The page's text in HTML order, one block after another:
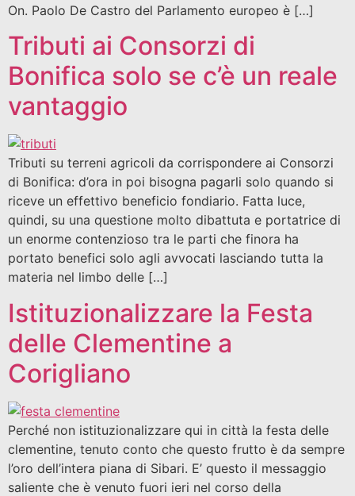
On. Paolo De Castro del Parlamento europeo è […]
Tributi ai Consorzi di
Bonifica solo se c’è un reale
vantaggio
Tributi su terreni agricoli da corrispondere ai Consorzi
di Bonifica: d’ora in poi bisogna pagarli solo quando si
riceve un effettivo beneficio fondiario. Fatta luce,
quindi, su una questione molto dibattuta e portatrice di
un enorme contenzioso tra le parti che finora ha
portato benefici solo agli avvocati lasciando tutta la
materia nel limbo delle […]
Istituzionalizzare la Festa
delle Clementine a
Corigliano
Perché non istituzionalizzare qui in città la festa delle
clementine, tenuto conto che questo frutto è da sempre
l’oro dell’intera piana di Sibari. E’ questo il messaggio
saliente che è venuto fuori ieri nel corso della